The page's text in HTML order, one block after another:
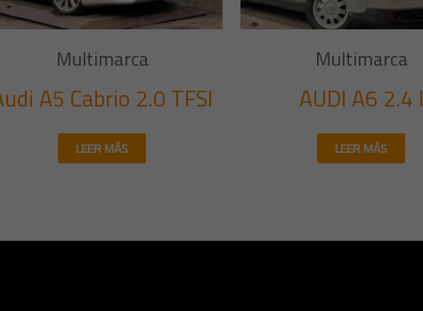
Multimarca
A5 Cabrio 2.0 TFSI
LEER MÁS
Multimarca
AUDI A6 2.4 I
LEER MÁS